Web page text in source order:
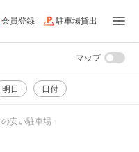
会員登録 駐車場貸出
明日 日付
マップ
安い駐車場